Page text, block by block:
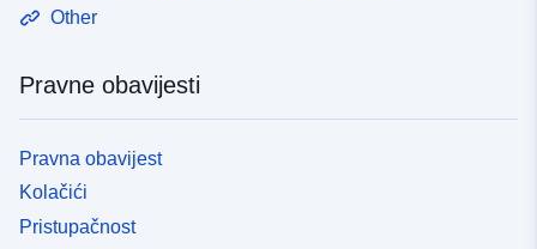
Other
Pravne obavijesti
Pravna obavijest
Kolačići
Pristupačnost